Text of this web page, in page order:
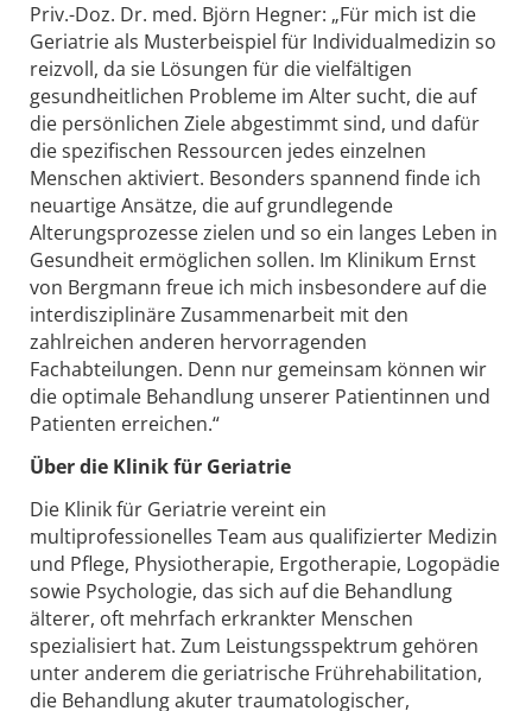
Priv.-Doz. Dr. med. Björn Hegner: „Für mich ist die
Geriatrie als Musterbeispiel für Individualmedizin so
reizvoll, da sie Lösungen für die vielfältigen
gesundheitlichen Probleme im Alter sucht, die auf
die persönlichen Ziele abgestimmt sind, und dafür
die spezifischen Ressourcen jedes einzelnen
Menschen aktiviert. Besonders spannend finde ich
neuartige Ansätze, die auf grundlegende
Alterungsprozesse zielen und so ein langes Leben in
Gesundheit ermöglichen sollen. Im Klinikum Ernst
von Bergmann freue ich mich insbesondere auf die
interdisziplinäre Zusammenarbeit mit den
zahlreichen anderen hervorragenden
Fachabteilungen. Denn nur gemeinsam können wir
die optimale Behandlung unserer Patientinnen und
Patienten erreichen.“
Über die Klinik für Geriatrie
Die Klinik für Geriatrie vereint ein
multiprofessionelles Team aus qualifizierter Medizin
und Pflege, Physiotherapie, Ergotherapie, Logopädie
sowie Psychologie, das sich auf die Behandlung
älterer, oft mehrfach erkrankter Menschen
spezialisiert hat. Zum Leistungsspektrum gehören
unter anderem die geriatrische Frührehabilitation,
die Behandlung akuter traumatologischer,